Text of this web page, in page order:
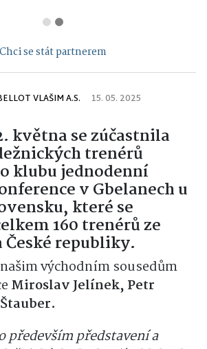
Chci se stát partnerem
VLAŠIM A.S. 15. 05. 2025
května se zúčastnila
trenérů
klubu jednodenní
v Gbelanech u
které se
160 trenérů ze
České republiky.
východním sousedům
Miroslav Jelínek, Petr
především představení a